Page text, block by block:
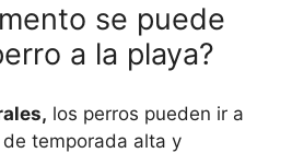
se puede
a la playa?
los perros pueden ir a
temporada alta y